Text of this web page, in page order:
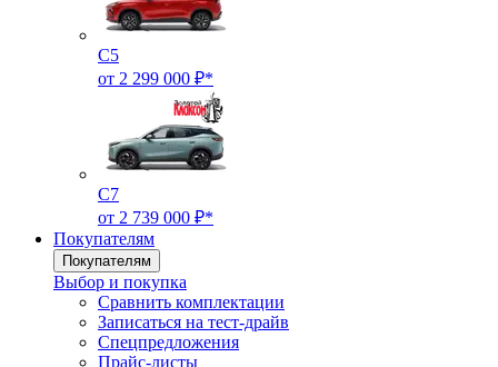
C5
от 2 299 000 ₽*
C7
от 2 739 000 ₽*
Покупателям
Покупателям
Выбор и покупка
Сравнить комплектации
Записаться на тест-драйв
Cпецпредложения
Прайс-листы